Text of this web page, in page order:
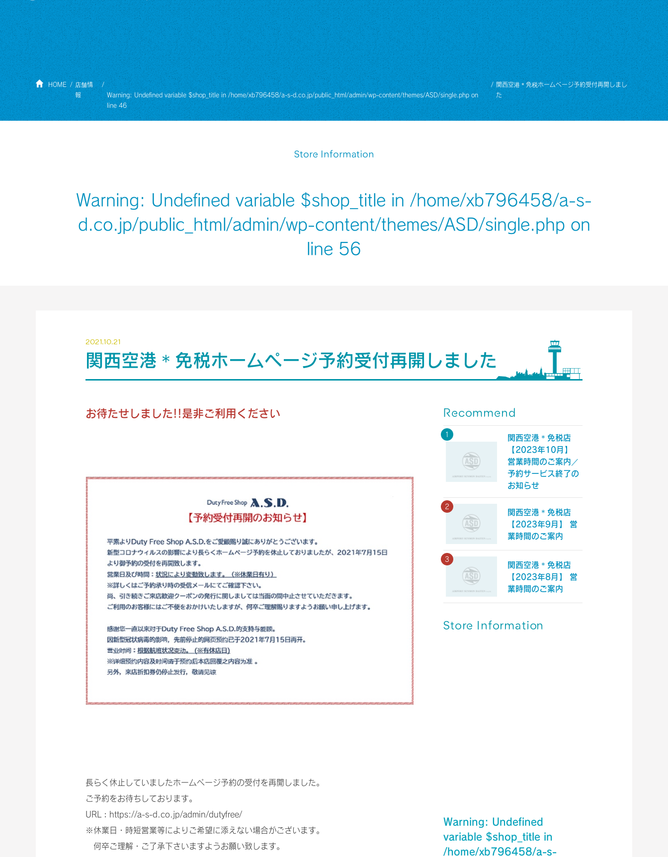
HOME
店舗情
報
Warning: Undefined variable $shop_title in/home/xb796458/a-s-d.co.jp/public_html/admin/wp-content/themes/ASD/single.phpon
line46
関西空港＊免税ホームページ予約受付再開しまし
た
Store Information
Warning : Undefined variable $shop_title in /home/xb796458/a-s-
d.co.jp/public_html/admin/wp-content/themes/ASD/single.php on
line 56
2021.10.21
関西空港＊免税ホームページ予約受付再開しました
お待たせしました!!是非ご利用ください
長らく休止していましたホームページ予約の受付を再開しました。
ご予約をお待ちしております。
URL：https://a-s-d.co.jp/admin/dutyfree/
※休業日・時短営業等によりご希望に添えない場合がございます。
何卒ご理解・ご了承下さいますようお願い致します。
Recommend
関西空港＊免税店
【2023年10月】
営業時間のご案内／
予約サービス終了の
お知らせ
関西空港＊免税店
【2023年9月】 営
業時間のご案内
関西空港＊免税店
【2023年8月】 営
業時間のご案内
Store Information
Warning: Undefined
variable $shop_title in
/home/xb796458/a-s-